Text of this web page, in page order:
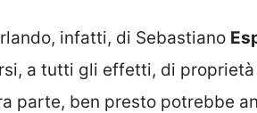
infatti, di Sebastiano
a tutti gli effetti, di
parte, ben presto potrebbe